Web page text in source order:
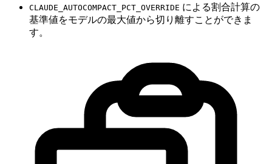
CLAUDE_AUTOCOMPACT_PCT_OVERRIDE による割合計算の
基準値をモデルの最大値から切り離すことができま
す。